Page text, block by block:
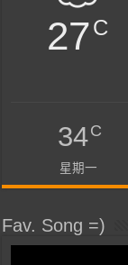
27C
34C
星期一
Fav. Song =)